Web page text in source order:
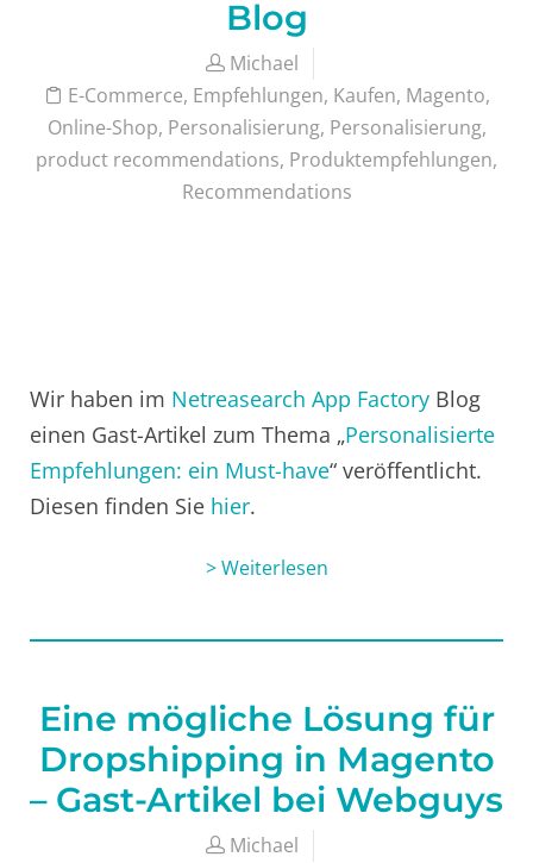
Blog
Michael
E-Commerce, Empfehlungen, Kaufen, Magento,
Online-Shop, Personalisierung, Personalisierung,
product recommendations, Produktempfehlungen,
Recommendations
Wir haben im Netreasearch App Factory Blog
einen Gast-Artikel zum Thema „Personalisierte
Empfehlungen: ein Must-have“ veröffentlicht.
Diesen finden Sie hier.
> Weiterlesen
Eine mögliche Lösung für
Dropshipping in Magento
– Gast-Artikel bei Webguys
Michael